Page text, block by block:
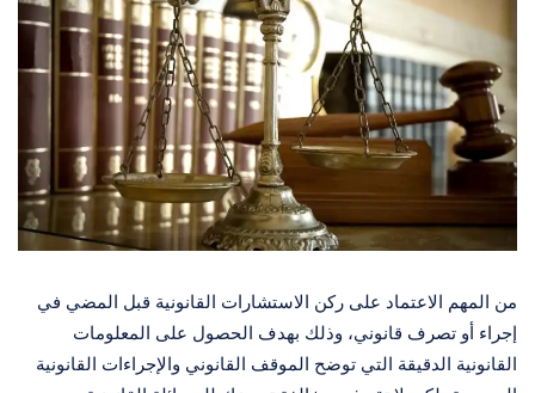
من المهم الاعتماد على ركن الاستشارات القانونية قبل المضي في
إجراء أو تصرف قانوني، وذلك بهدف الحصول على المعلومات
القانونية الدقيقة التي توضح الموقف القانوني والإجراءات القانونية